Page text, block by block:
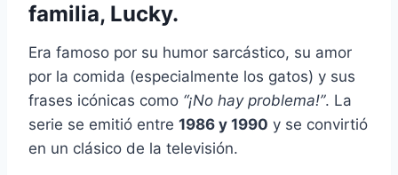
familia, Lucky.
Era famoso por su humor sarcástico, su amor
por la comida (especialmente los gatos) y sus
frases icónicas como “¡No hay problema!”. La
serie se emitió entre 1986 y 1990 y se convirtió
en un clásico de la televisión.